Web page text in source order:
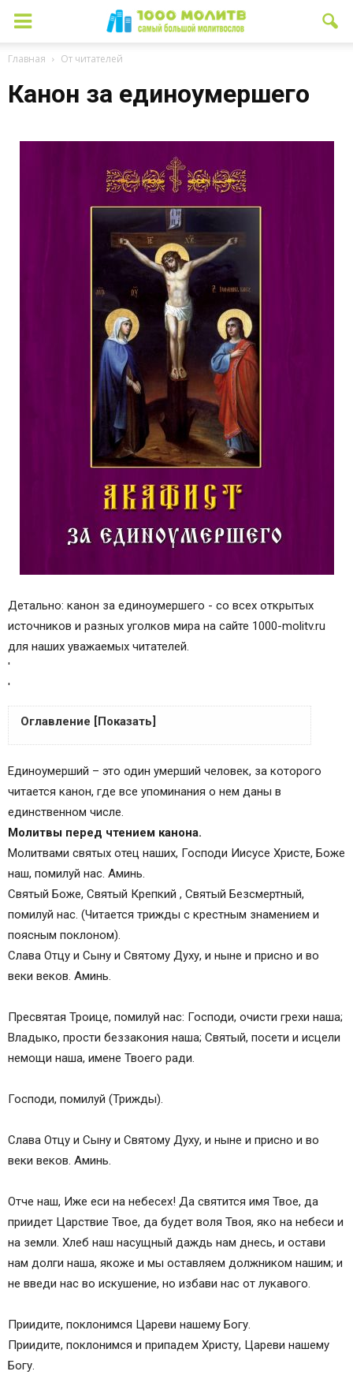
Главная От читателей
Канон за единоумершего
Детально: канон за единоумершего - со всех открытых
источников и разных уголков мира на сайте 1000-molitv.ru
для наших уважаемых читателей.
'
'
Оглавление [Показать]
Тропарь, глас 8-й
Песнь 4
Песнь 6
Кондак, глас 8-й
Молитва
На основе октоиха
усопших
Никейский, исповедник
Псалом 50
Песнь 3
Седален, глас 5-й
Песнь 5
Песнь 6
Единоумерший – это один умерший человек, за которого
читается канон, где все упоминания о нем даны в
единственном числе.
Молитвы перед чтением канона.
Молитвами святых отец наших, Господи Иисусе Христе, Боже
наш, помилуй нас. Аминь.
Святый Боже, Святый Крепкий , Святый Безсмертный,
помилуй нас. (Читается трижды с крестным знамением и
поясным поклоном).
Слава Отцу и Сыну и Святому Духу, и ныне и присно и во
веки веков. Аминь.
Пресвятая Троице, помилуй нас: Господи, очисти грехи наша;
Владыко, прости беззакония наша; Святый, посети и исцели
немощи наша, имене Твоего ради.
Господи, помилуй (Трижды).
Слава Отцу и Сыну и Святому Духу, и ныне и присно и во
веки веков. Аминь.
Отче наш, Иже еси на небесех! Да святится имя Твое, да
приидет Царствие Твое, да будет воля Твоя, яко на небеси и
на земли. Хлеб наш насущный даждь нам днесь, и остави
нам долги наша, якоже и мы оставляем должником нашим; и
не введи нас во искушение, но избави нас от лукавого.
Приидите, поклонимся Цареви нашему Богу.
Приидите, поклонимся и припадем Христу, Цареви нашему
Богу.